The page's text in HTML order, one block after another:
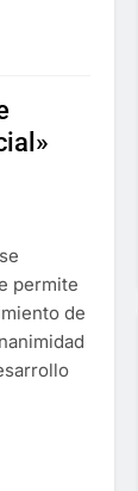
permite
de